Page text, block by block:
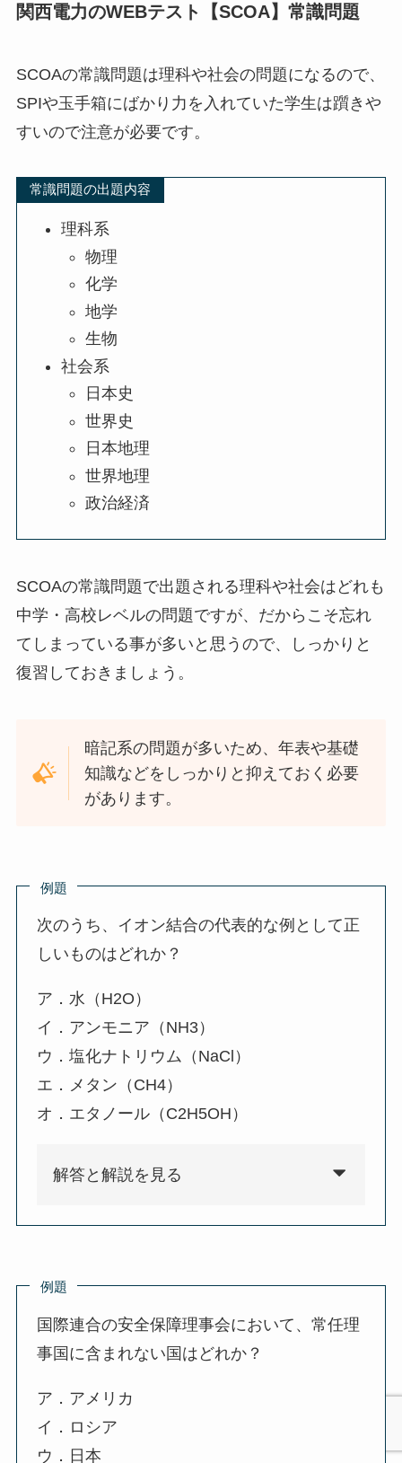
関西電力のWEBテスト【SCOA】常識問題
SCOAの常識問題は理科や社会の問題になるので、
SPIや玉手箱にばかり力を入れていた学生は躓きや
すいので注意が必要です。
常識問題の出題内容
理科系
物理
化学
地学
生物
社会系
日本史
世界史
日本地理
世界地理
政治経済
SCOAの常識問題で出題される理科や社会はどれも
中学・高校レベルの問題ですが、だからこそ忘れ
てしまっている事が多いと思うので、しっかりと
復習しておきましょう。
暗記系の問題が多いため、年表や基礎
知識などをしっかりと抑えておく必要
があります。
例題
次のうち、イオン結合の代表的な例として正
しいものはどれか？
ア．水（H2O）
イ．アンモニア（NH3）
ウ．塩化ナトリウム（NaCl）
エ．メタン（CH4）
オ．エタノール（C2H5OH）
解答と解説を見る
例題
国際連合の安全保障理事会において、常任理
事国に含まれない国はどれか？
ア．アメリカ
イ．ロシア
ウ．日本